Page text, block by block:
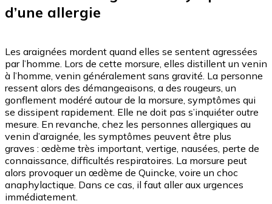
d’une allergie
Les araignées mordent quand elles se sentent agressées
par l’homme. Lors de cette morsure, elles distillent un venin
à l’homme, venin généralement sans gravité. La personne
ressent alors des démangeaisons, a des rougeurs, un
gonflement modéré autour de la morsure, symptômes qui
se dissipent rapidement. Elle ne doit pas s’inquiéter outre
mesure. En revanche, chez les personnes allergiques au
venin d’araignée, les symptômes peuvent être plus
graves : œdème très important, vertige, nausées, perte de
connaissance, difficultés respiratoires. La morsure peut
alors provoquer un œdème de Quincke, voire un choc
anaphylactique. Dans ce cas, il faut aller aux urgences
immédiatement.